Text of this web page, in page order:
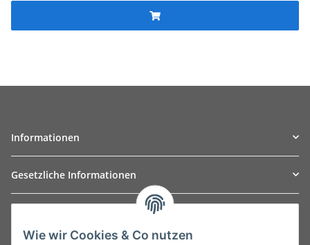
Informationen
Gesetzliche Informationen
Leibnizstraße 2a
Wie wir Cookies & Co nutzen